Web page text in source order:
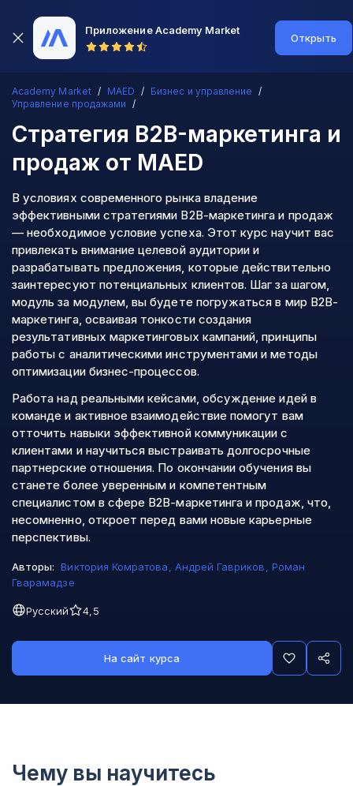
Приложение Academy Market
Открыть
Academy Market MAED
Бизнес и управление
Управление продажами
Cтратегия B2B-маркетинга и
продаж от MAED
В условиях современного рынка владение
эффективными стратегиями B2B-маркетинга и продаж
— необходимое условие успеха. Этот курс научит вас
привлекать внимание целевой аудитории и
разрабатывать предложения, которые действительно
заинтересуют потенциальных клиентов. Шаг за шагом,
модуль за модулем, вы будете погружаться в мир B2B-
маркетинга, осваивая тонкости создания
результативных маркетинговых кампаний, принципы
работы с аналитическими инструментами и методы
оптимизации бизнес-процессов.
Работа над реальными кейсами, обсуждение идей в
команде и активное взаимодействие помогут вам
отточить навыки эффективной коммуникации с
клиентами и научиться выстраивать долгосрочные
партнерские отношения. По окончании обучения вы
станете более уверенным и компетентным
специалистом в сфере B2B-маркетинга и продаж, что,
несомненно, откроет перед вами новые карьерные
перспективы.
Авторы: Виктория Комратова Андрей Гавриков
Роман
Гварамадзе
Русский 4,5
На сайт курса
Чему вы научитесь